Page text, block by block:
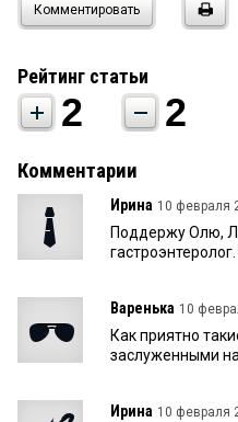
Комментировать
Рейтинг статьи
2 2
Комментарии
Ирина 10 февраля
Поддержу Олю,
Варенька 10
Как приятно
заслуженными
Ирина 10 февраля